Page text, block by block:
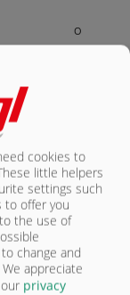
O
Опция
cookies to
little helpers
settings such
to offer you
the use of
change and
appreciate
privacy